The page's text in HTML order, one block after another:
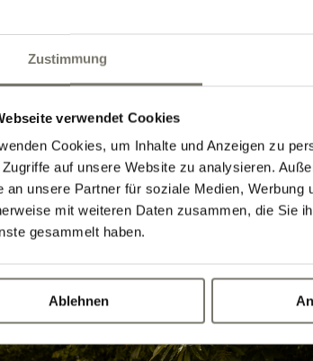
Zustimmung
verwendet Cookies
Cookies, um Inhalte und Anzeigen zu
Zugriffe auf unsere Website zu analysieren.
an unsere Partner für soziale Medien,
mit weiteren Daten zusammen, die Sie
gesammelt haben.
Ablehnen
Starten Sie aktiv, legen Sie eine
– und spielen Sie später
als Programm, sondern als
Sommer in Südtirol.